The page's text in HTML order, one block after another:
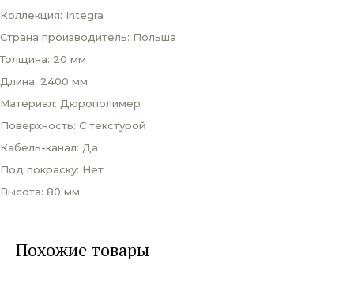
Коллекция: Integra
Страна производитель: Польша
Толщина: 20 мм
Длина: 2400 мм
Материал: Дюрополимер
Поверхность: С текстурой
Кабель-канал: Да
Под покраску: Нет
Высота: 80 мм
Похожие товары